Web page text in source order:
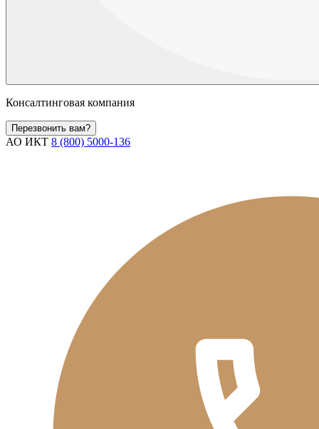
Консалтинговая компания
Перезвонить вам?
АО ИКТ 8 (800) 5000-136